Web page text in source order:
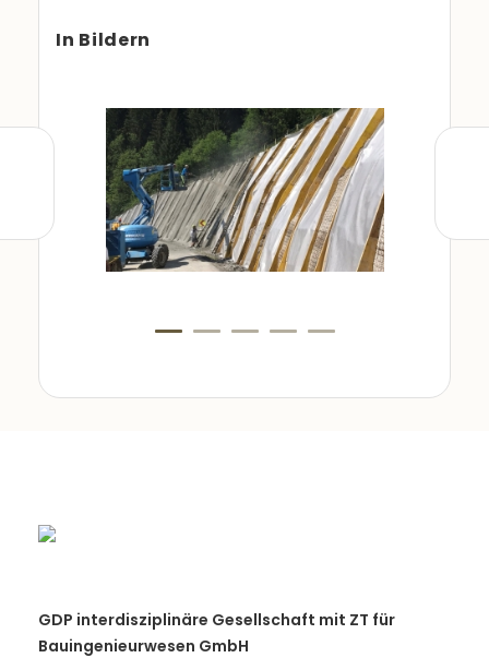
In Bildern
GDP interdisziplinäre Gesellschaft mit ZT für
Bauingenieurwesen GmbH